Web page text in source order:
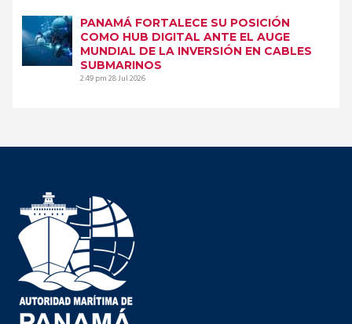
PANAMÁ FORTALECE SU POSICIÓN
COMO HUB DIGITAL ANTE EL AUGE
MUNDIAL DE LA INVERSIÓN EN CABLES
SUBMARINOS
2:49 pm28 Jul 2026